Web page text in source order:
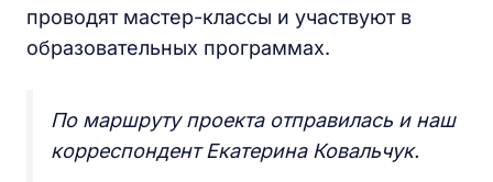
проводят мастер-классы и участвуют в
образовательных программах.
По маршруту проекта отправилась и наш
корреспондент Екатерина Ковальчук.